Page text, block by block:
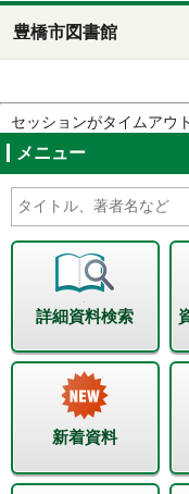
豊橋市図書館
セッションがタイムアウ
メニュー
詳細資料検索
新着資料